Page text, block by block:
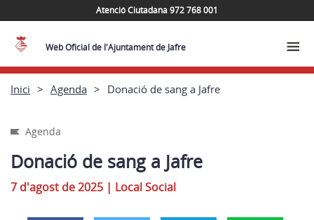
Atenció Ciutadana 972 768 001
Web Oficial de l'Ajuntament de Jafre
Inici Agenda Donació de sang a Jafre
Agenda
Donació de sang a Jafre
7 d'agost de 2025 | Local Social